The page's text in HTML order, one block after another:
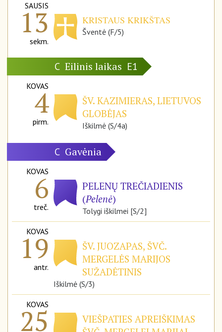
SAUSIS
13
sekm.
KRISTAUS KRIKŠTAS
Šventė (F/5)
C Eilinis laikas E1
KOVAS
4
pirm.
ŠV. KAZIMIERAS, LIETUVOS
GLOBĖJAS
Iškilmė (S/4a)
C Gavėnia
KOVAS
6
treč.
PELENŲ TREČIADIENIS
(Pelenė)
Tolygi iškilmei [S/2]
KOVAS
19
antr.
ŠV. JUOZAPAS, ŠVČ.
MERGELĖS MARIJOS
SUŽADĖTINIS
Iškilmė (S/3)
KOVAS
25
VIEŠPATIES APREIŠKIMAS